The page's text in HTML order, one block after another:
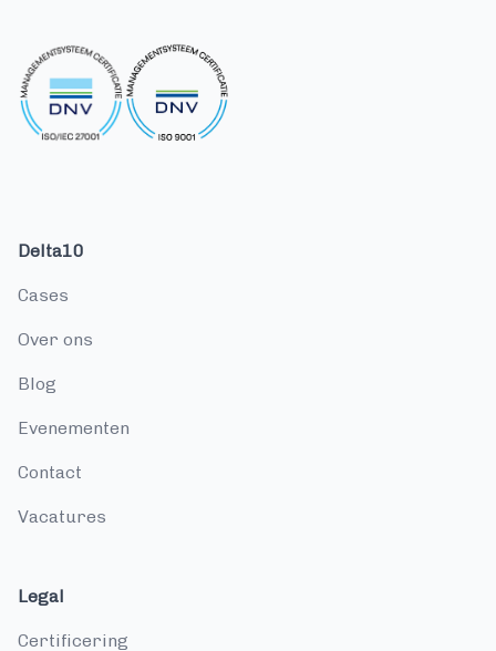
Delta10
cases
over ons
blog
evenementen
contact
vacatures
Legal
Certificering